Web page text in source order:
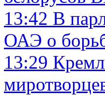
13:42 В
ОАЭ о
13:29